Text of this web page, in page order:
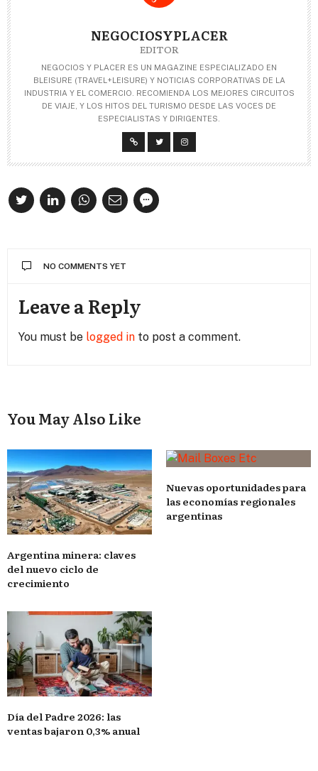
NEGOCIOSYPLACER
EDITOR
NEGOCIOS Y PLACER ES UN MAGAZINE ESPECIALIZADO EN
BLEISURE (TRAVEL+LEISURE) Y NOTICIAS CORPORATIVAS DE LA
INDUSTRIA Y EL COMERCIO. RECOMIENDA LOS MEJORES CIRCUITOS
DE VIAJE, Y LOS HITOS DEL TURISMO DESDE LAS VOCES DE
ESPECIALISTAS Y DIRIGENTES.
NO COMMENTS YET
Leave a Reply
You must be logged in to post a comment.
You May Also Like
Argentina minera: claves
del nuevo ciclo de
crecimiento
Nuevas oportunidades para
las economías regionales
argentinas
Día del Padre 2026: las
ventas bajaron 0,3% anual